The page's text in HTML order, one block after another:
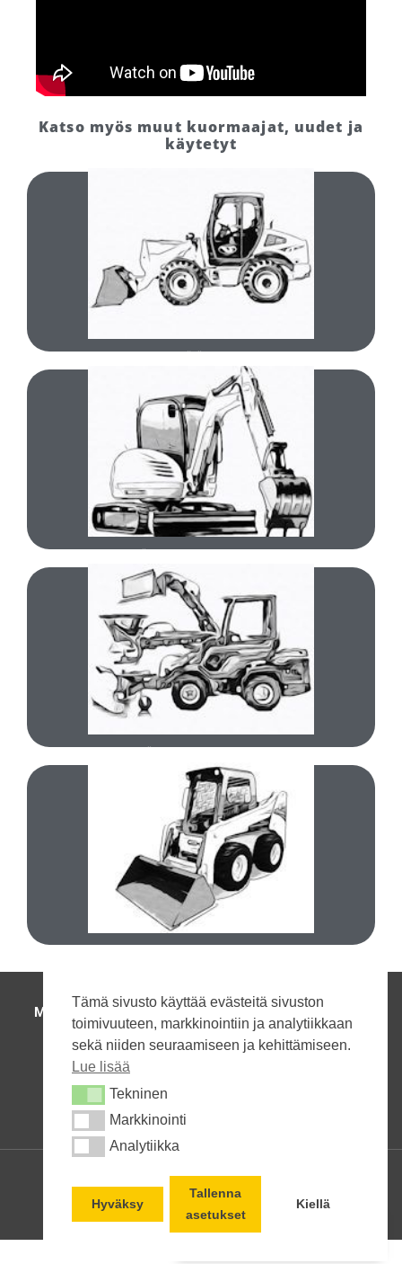
Tämä sivusto käyttää evästeitä sivuston
toimivuuteen, markkinointiin ja analytiikkaan
sekä niiden seuraamiseen ja kehittämiseen.
Lue lisää
TekninenTekninen
Markkinointi
Markkinointi
AnalytiikkaAnalytiikka
Hyväksy
Tallenna
asetukset
Kiellä
Katso myös muut kuormaajat, uudet ja
käytetyt
Uudet pyöräkuormaajat
Uudet pyöräkuormaajat
Katso koneet
Käytetty minikaivuri (1-7t)
Käytetyt minikaivurit
Katso koneet
Käytetty pienkuormaaja
Käytetyt pienkuormaajat
Katso koneet
Käytetty liukuohj. kuormaaja
Käytetty liukuohj. kuormaaja
Katso koneet
MAANRAKENNUSKONEET
TRUKIT JA VARASTOKONEET|
HUOLTO JA VARAOSAT|YHTEYSTIEDOT
Soita:+358 50 590 8899
© Kalustomestarit Oy
Sivuston rakensi Boaz Marketing Oy
Lähetä Spostia
Lähetä WhatsApp viesti